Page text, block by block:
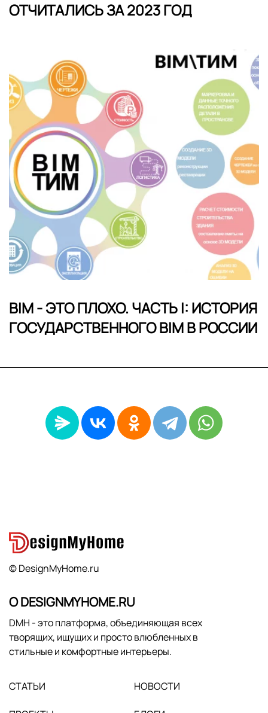
ОТЧИТАЛИСЬ ЗА 2023 ГОД
BIM - ЭТО ПЛОХО. ЧАСТЬ I: ИСТОРИЯ
ГОСУДАРСТВЕННОГО BIM В РОССИИ
© DesignMyHome.ru
О DESIGNMYHOME.RU
DMH - это платформа, объединяющая всех
творящих, ищущих и просто влюбленных в
стильные и комфортные интерьеры.
СТАТЬИ НОВОСТИ